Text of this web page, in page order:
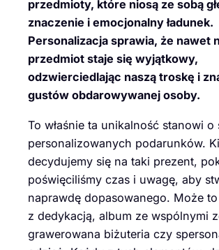
przedmioty, które niosą ze sobą
znaczenie i emocjonalny ładunek.
Personalizacja sprawia, że nawet
przedmiot staje się wyjątkowy,
odzwierciedlając naszą troskę i
gustów obdarowywanej osoby.
To właśnie ta unikalność stanowi o
personalizowanych podarunków.
decydujemy się na taki prezent,
poświęciliśmy czas i uwagę, aby
naprawdę dopasowanego. Może
z dedykacją, album ze wspólnymi
grawerowana biżuteria czy